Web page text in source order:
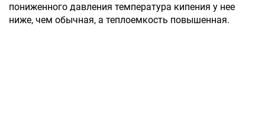
пониженного давления температура кипения у нее
ниже, чем обычная, а теплоемкость повышенная.